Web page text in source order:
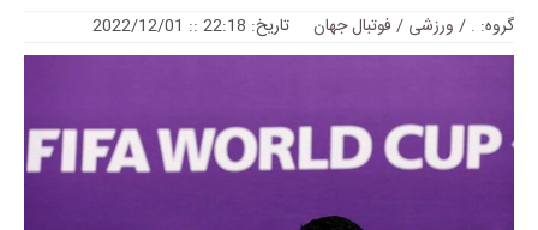
گروه: .
/ ورزشی / فوتبال جهان تاریخ: 22:18 :: 2022/12/01